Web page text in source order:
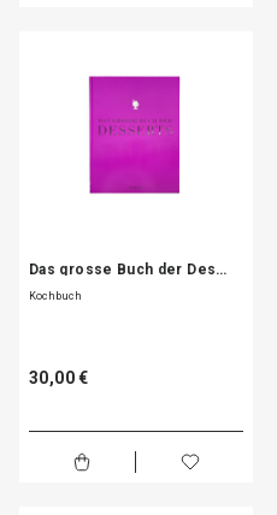
Das grosse Buch der Des…
Kochbuch
30,00 €